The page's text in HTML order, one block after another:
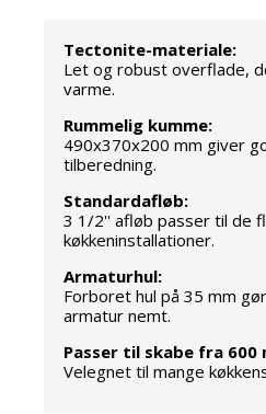
Tectonite-materiale:
Let og robust overflade,
varme.
Rummelig kumme:
490x370x200 mm giver
tilberedning.
Standardafløb:
3 1/2'' afløb passer til de
køkkeninstallationer.
Armaturhul:
Forboret hul på 35 mm
armatur nemt.
Passer til skabe fra 600
Velegnet til mange